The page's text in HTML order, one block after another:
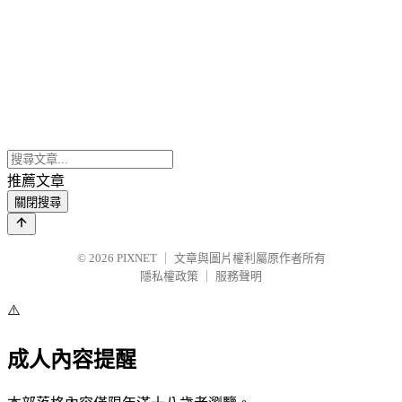
推薦文章
關閉搜尋
© 2026 PIXNET
文章與圖片權利屬原作者所有
隱私權政策
服務聲明
⚠️
成人內容提醒